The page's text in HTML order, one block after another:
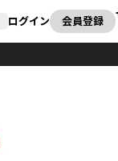
ログイン 会員登録
カート